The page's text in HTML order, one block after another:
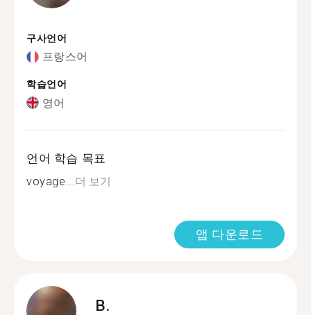
구사언어
프랑스어
학습언어
영어
언어 학습 목표
voyage... 더 보기
앱 다운로드
B.